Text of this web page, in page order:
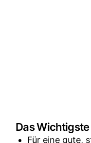
Das Wichtigste
Für eine gute,